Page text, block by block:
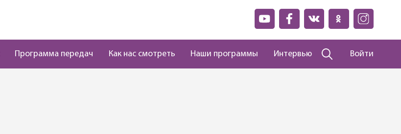
Программа передач Как нас смотреть Наши программы Интервью Войти